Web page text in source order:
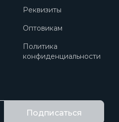
Реквизиты
Оптовикам
Политика
конфиденциальности
Подписаться